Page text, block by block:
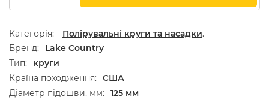
Категорія: Полірувальні круги та насадки.
Бренд
Lake Country
Тип
круги
Країна походження
США
Діаметр підошви, мм
125 мм